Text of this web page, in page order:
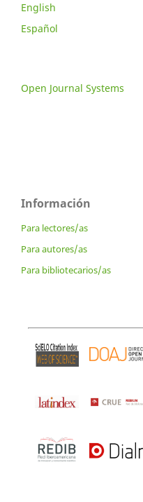
English
Español
Open Journal Systems
Información
Para lectores/as
Para autores/as
Para bibliotecarios/as